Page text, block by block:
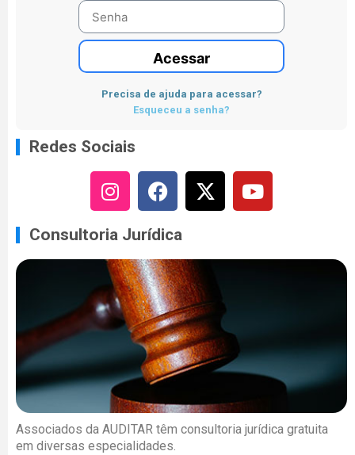
Acessar
Precisa de ajuda para acessar?
Esqueceu a senha?
Redes Sociais
Consultoria Jurídica
Associados da AUDITAR têm consultoria jurídica gratuita
em diversas especialidades.